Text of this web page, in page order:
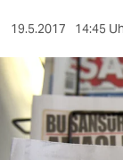
sport
berlin
nord
19.5.2017 14:45